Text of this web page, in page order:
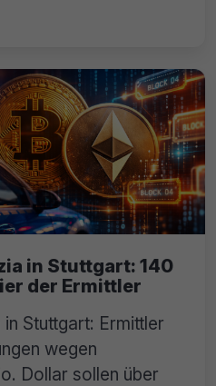
in Stuttgart: 140
der Ermittler
Stuttgart: Ermittler
wegen
Dollar sollen über